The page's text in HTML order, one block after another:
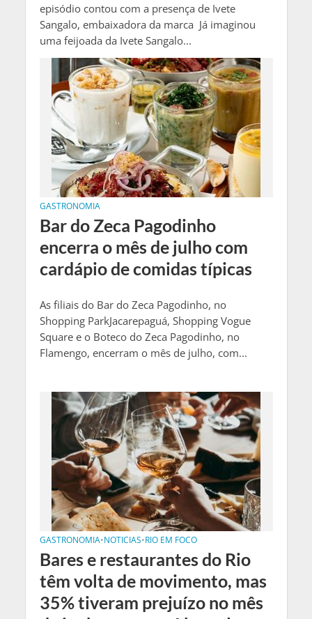
episódio contou com a presença de Ivete
Sangalo, embaixadora da marca Já imaginou
uma feijoada da Ivete Sangalo...
GASTRONOMIA
Bar do Zeca Pagodinho
encerra o mês de julho com
cardápio de comidas típicas
As filiais do Bar do Zeca Pagodinho, no
Shopping ParkJacarepaguá, Shopping Vogue
Square e o Boteco do Zeca Pagodinho, no
Flamengo, encerram o mês de julho, com...
GASTRONOMIA•NOTICIAS•RIO EM FOCO
Bares e restaurantes do Rio
têm volta de movimento, mas
35% tiveram prejuízo no mês